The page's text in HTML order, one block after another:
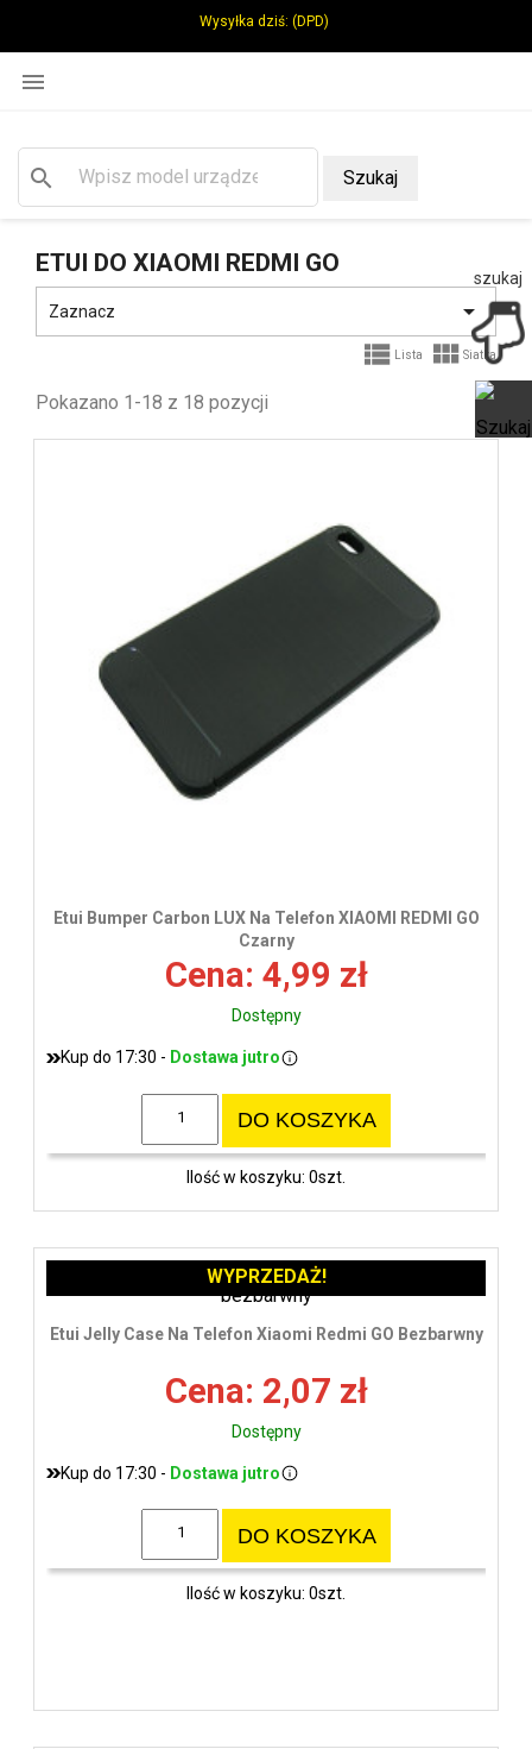
Wysyłka dziś: (DPD)

search Szukaj
ETUI DO XIAOMI REDMI GO
Zaznacz 
 Lista  Siatka
Pokazano 1-18 z 18 pozycji
Etui Bumper Carbon LUX Na Telefon XIAOMI REDMI GO
Czarny
Cena: 4,99 zł
Dostępny
Kup do 17:30 - Dostawa jutro
DO KOSZYKA
Ilość w koszyku: 0szt.
Etui Jelly Case Na Telefon Xiaomi Redmi GO Bezbarwny
Cena: 2,07 zł
Dostępny
Kup do 17:30 - Dostawa jutro
DO KOSZYKA
Ilość w koszyku: 0szt.
WYPRZEDAŻ!
szukaj